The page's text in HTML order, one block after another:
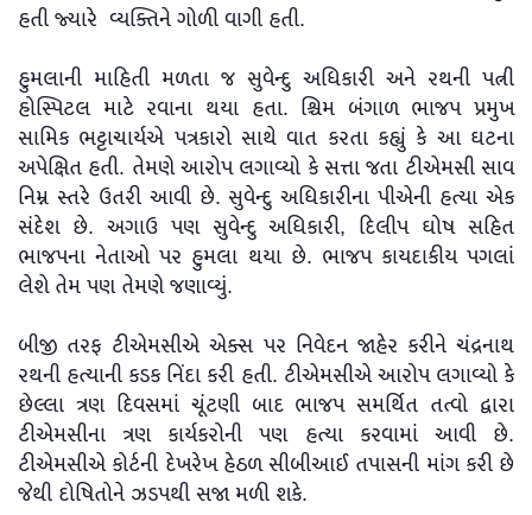
હતી જ્યારે વ્યક્તિને ગોળી વાગી હતી.
હુમલાની માહિતી મળતા જ સુવેન્દુ અધિકારી અને રથની પત્ની
હોસ્પિટલ માટે રવાના થયા હતા. શ્ચિમ બંગાળ ભાજપ પ્રમુખ
સામિક ભટ્ટાચાર્યએ પત્રકારો સાથે વાત કરતા કહ્યું કે આ ઘટના
અપેક્ષિત હતી. તેમણે આરોપ લગાવ્યો કે સત્તા જતા ટીએમસી સાવ
નિમ્ન સ્તરે ઉતરી આવી છે. સુવેન્દુ અધિકારીના પીએની હત્યા એક
સંદેશ છે. અગાઉ પણ સુવેન્દુ અધિકારી, દિલીપ ઘોષ સહિત
ભાજપના નેતાઓ પર હુમલા થયા છે. ભાજપ કાયદાકીય પગલાં
લેશે તેમ પણ તેમણે જણાવ્યું.
બીજી તરફ ટીએમસીએ એક્સ પર નિવેદન જાહેર કરીને ચંદ્રનાથ
રથની હત્યાની કડક નિંદા કરી હતી. ટીએમસીએ આરોપ લગાવ્યો કે
છેલ્લા ત્રણ દિવસમાં ચૂંટણી બાદ ભાજપ સમર્થિત તત્વો દ્વારા
ટીએમસીના ત્રણ કાર્યકરોની પણ હત્યા કરવામાં આવી છે.
ટીએમસીએ કોર્ટની દેખરેખ હેઠળ સીબીઆઈ તપાસની માંગ કરી છે
જેથી દોષિતોને ઝડપથી સજા મળી શકે.